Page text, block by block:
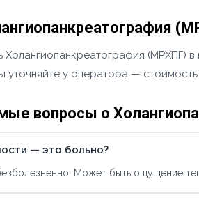
Холангиопанкреатография
уточняйте у оператора —
вопросы о
— это больно?
Может быть ощущение